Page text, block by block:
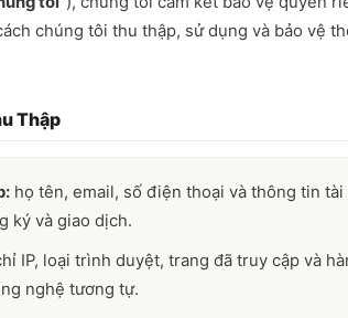
chúng tôi thu thập, sử dụng và bảo vệ
Thập
họ tên, email, số điện thoại và thông tin tài
ký và giao dịch.
IP, loại trình duyệt, trang đã truy cập và
nghệ tương tự.